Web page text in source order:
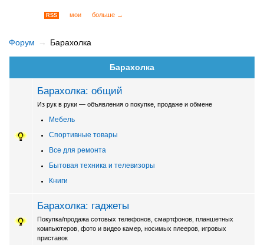
RSS мои больше →
Форум Барахолка
Барахолка
Барахолка: общий
Из рук в руки — объявления о покупке, продаже и обмене
Мебель
Спортивные товары
Все для ремонта
Бытовая техника и телевизоры
Книги
Барахолка: гаджеты
Покупка/продажа сотовых телефонов, смартфонов, планшетных
компьютеров, фото и видео камер, носимых плееров, игровых
приставок